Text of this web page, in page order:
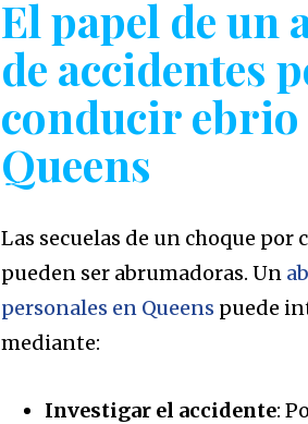
El papel de un
de accidentes
conducir ebrio
Queens
Las secuelas de un choque por
pueden ser abrumadoras. Un
personales en Queens puede
mediante:
Investigar el accidente: